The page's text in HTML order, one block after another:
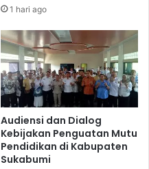
1 hari ago
Audiensi dan Dialog
Kebijakan Penguatan Mutu
Pendidikan di Kabupaten
Sukabumi